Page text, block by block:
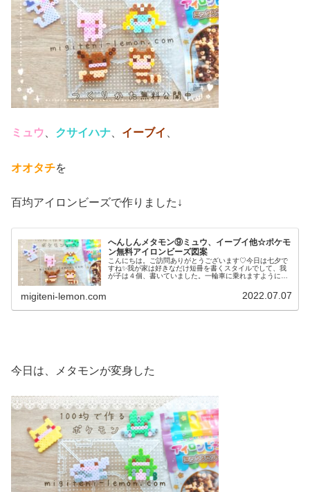
ミュウ クサイハナ イーブイ
オオタチを
百均アイロンビーズで作りました↓
へんしんメタモン⑨ミュウ、イーブイ他☆ポケモ
ン無料アイロンビーズ図案
こんにちは。ご訪問ありがとうございます♡今日は七夕で
すね✨我が家は好きなだけ短冊を書くスタイルでして、我
が子は４個、書いていました。一輪車に乗れますように✨
migiteni-lemon.com 2022.07.07
今日は、メタモンが変身した